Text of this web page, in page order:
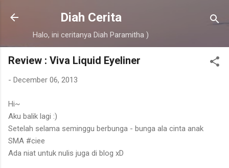
Skip to main content
Diah Cerita
Halo, ini ceritanya Diah Paramitha )
Review : Viva Liquid Eyeliner
- December 06, 2013
Hi~
Aku balik lagi :)
Setelah selama seminggu berbunga - bunga ala cinta anak
SMA #ciee
Ada niat untuk nulis juga di blog xD